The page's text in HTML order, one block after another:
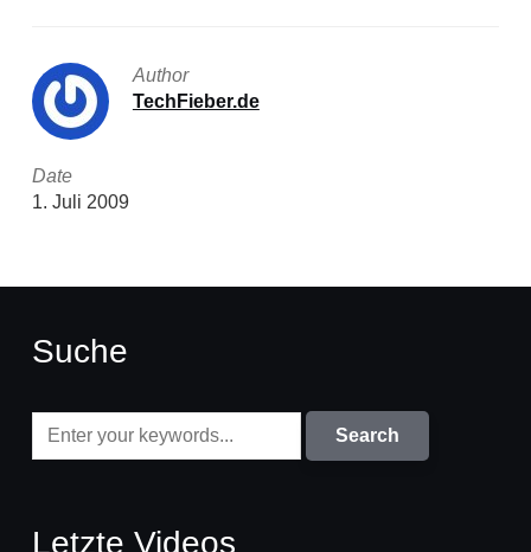
Author
TechFieber.de
Date
1. Juli 2009
Suche
Letzte Videos